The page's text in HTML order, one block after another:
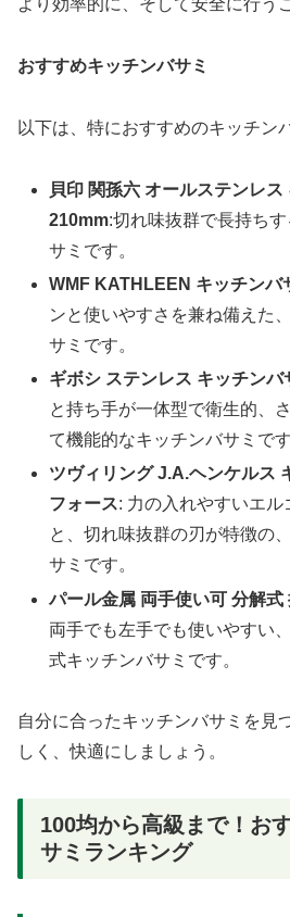
より効率的に、そして安全に行う
おすすめキッチンバサミ
以下は、特におすすめのキッチン
貝印 関孫六 オールステンレス
210mm:切れ味抜群で長持ち
サミです。
WMF KATHLEEN キッチンバ
ンと使いやすさを兼ね備えた
サミです。
ギボシ ステンレス キッチンバ
と持ち手が一体型で衛生的、
て機能的なキッチンバサミです
ツヴィリング J.A.ヘンケルス
フォース: 力の入れやすいエ
と、切れ味抜群の刃が特徴の
サミです。
パール金属 両手使い可 分解式
両手でも左手でも使いやすい
式キッチンバサミです。
自分に合ったキッチンバサミを見
しく、快適にしましょう。
100均から高級まで！お
サミランキング